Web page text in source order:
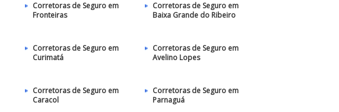
Corretoras de Seguro em
Fronteiras
Corretoras de Seguro em
Baixa Grande do Ribeiro
Corretoras de Seguro em
Curimatá
Corretoras de Seguro em
Avelino Lopes
Corretoras de Seguro em
Caracol
Corretoras de Seguro em
Parnaguá